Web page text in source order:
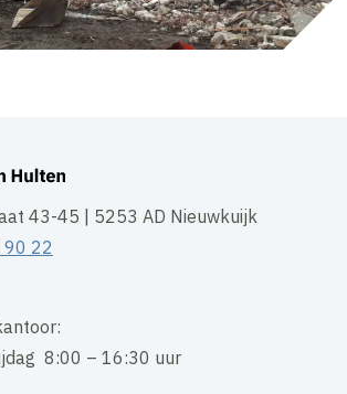
43-45 | 5253 AD Nieuwkuijk
22
8:00 – 16:30 uur